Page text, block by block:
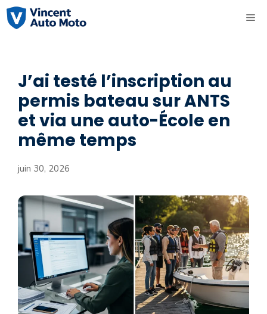
Aller
au
J’ai testé l’inscription au
permis bateau sur ANTS
et via une auto-École en
même temps
juin 30, 2026